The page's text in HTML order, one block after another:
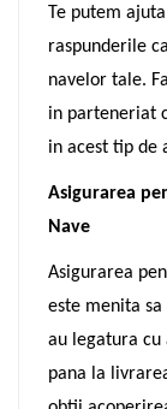
Te putem
raspunderile
navelor tale.
in parteneriat
in acest tip de
Asigurarea
Nave
Asigurarea
este menita
au legatura cu
pana la